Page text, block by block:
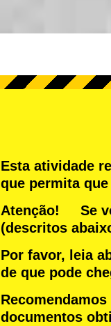
Esta atividade
que permita
Atenção! Se
(descritos
Por favor, leia
de que pode
documentos